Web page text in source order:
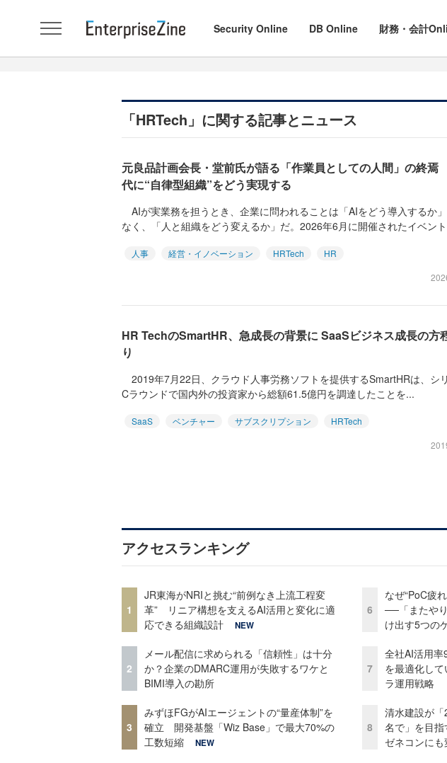
Security Online DB Online 財務・会計
「HRTech」に関する記事とニュース
元良品計画会長・堂前氏が語る「作業員としての人間」の終
代に“自律型組織”をどう実現する
AIが実業務を担うとき、企業に問われることは「AIをどう導入するか
なく、「人と組織をどう変えるか」だ。2026年6月に開催されたイベン
人事 経営・イノベーション HRTech
HR
HR TechのSmartHR、急成長の背景に SaaSビジネス成長の方
り
2019年7月22日、クラウド人事労務ソフトを提供するSmartHRは、シ
Cラウンドで国内外の投資家から総額61.5億円を調達したことを...
SaaS ベンチャー サブスクリプション
HRTech
アクセスランキング
1
JR東海がNRIと挑む“前例なき上流工程変
革” リニア構想を支えるAI活用と変化に適
応できる組織設計
NEW
2
メール配信に求められる「信頼性」は十分
か？企業のDMARC運用が失敗するワケと
BIMI導入の勘所
3
みずほFGがAIエージェントの“量産体制”を
確立 開発基盤「Wiz Base」で最大70%の
工数短縮
NEW
6
なぜ“PoC疲
──「またや
け出す5つの
7
全社AI活用率
を最適化し
ラ運用戦略
8
清水建設が
名で」を目
ゼネコンにも